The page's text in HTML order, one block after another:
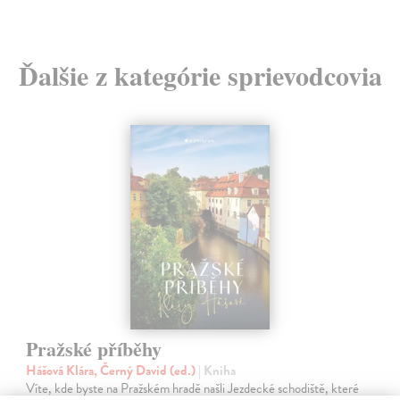
Ďalšie z kategórie sprievodcovia
Pražské příběhy
Hášová Klára, Černý David (ed.)| Kniha
Víte, kde byste na Pražském hradě našli Jezdecké schodiště, které